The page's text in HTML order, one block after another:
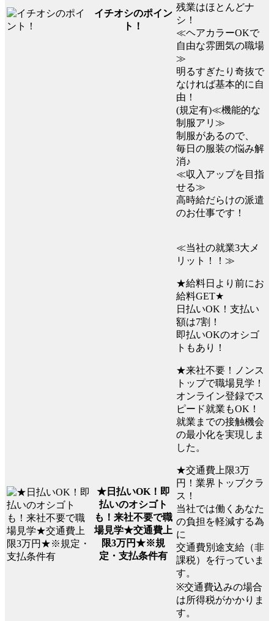
イチオシのポイン
ト！
残業はほとんどナ
シ！
≪ヘアカラーOKで
自由な雰囲気の職場
≫
明るすぎたり奇抜で
なければ基本的に自
由！
(規定有)≪機能的な
制服アリ≫
制服があるので、
毎日の服装の悩み解
消♪
≪収入アップを目指
せる≫
高時給だらけの派遣
のお仕事です！
★日払いOK！即
払いのオシゴト
も！来社不要で職
場見学★交通費上
限3万円★※規
定・支払条件有
≪当社の就業3大メ
リット！！≫
★給料日より前にお
給料GET★
日払いOK！支払い
額は7割！
即払いOKのオシゴ
トもあり！
★来社不要！ノンス
トップで職場見学！
オンライン登録でス
ピード就業もOK！
就業までの接触機会
の最小化を実現しま
した。
★交通費上限3万
円！業界トップクラ
ス！
当社では働くあなた
の負担を軽減する為
に
交通費別途支給（非
課税）を行っていま
す。
※交通費込みの場合
は所得税がかかりま
す。